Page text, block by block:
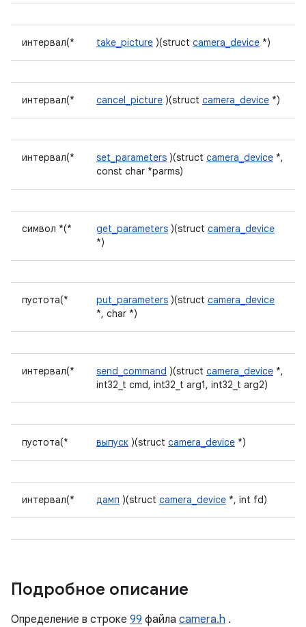
интервал(* take_picture )(struct camera_device *)
интервал(* cancel_picture )(struct camera_device *)
интервал(* set_parameters )(struct camera_device *,
const char *parms)
символ *(* get_parameters )(struct camera_device
*)
пустота(* put_parameters )(struct camera_device
*, char *)
интервал(* send_command )(struct camera_device *,
int32_t cmd, int32_t arg1, int32_t arg2)
пустота(* выпуск )(struct camera_device *)
интервал(* дамп )(struct camera_device *, int fd)
Подробное описание
Определение в строке 99 файла camera.h .